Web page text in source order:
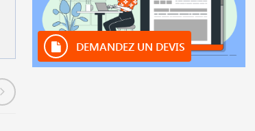
DEMANDEZ UN DEVIS